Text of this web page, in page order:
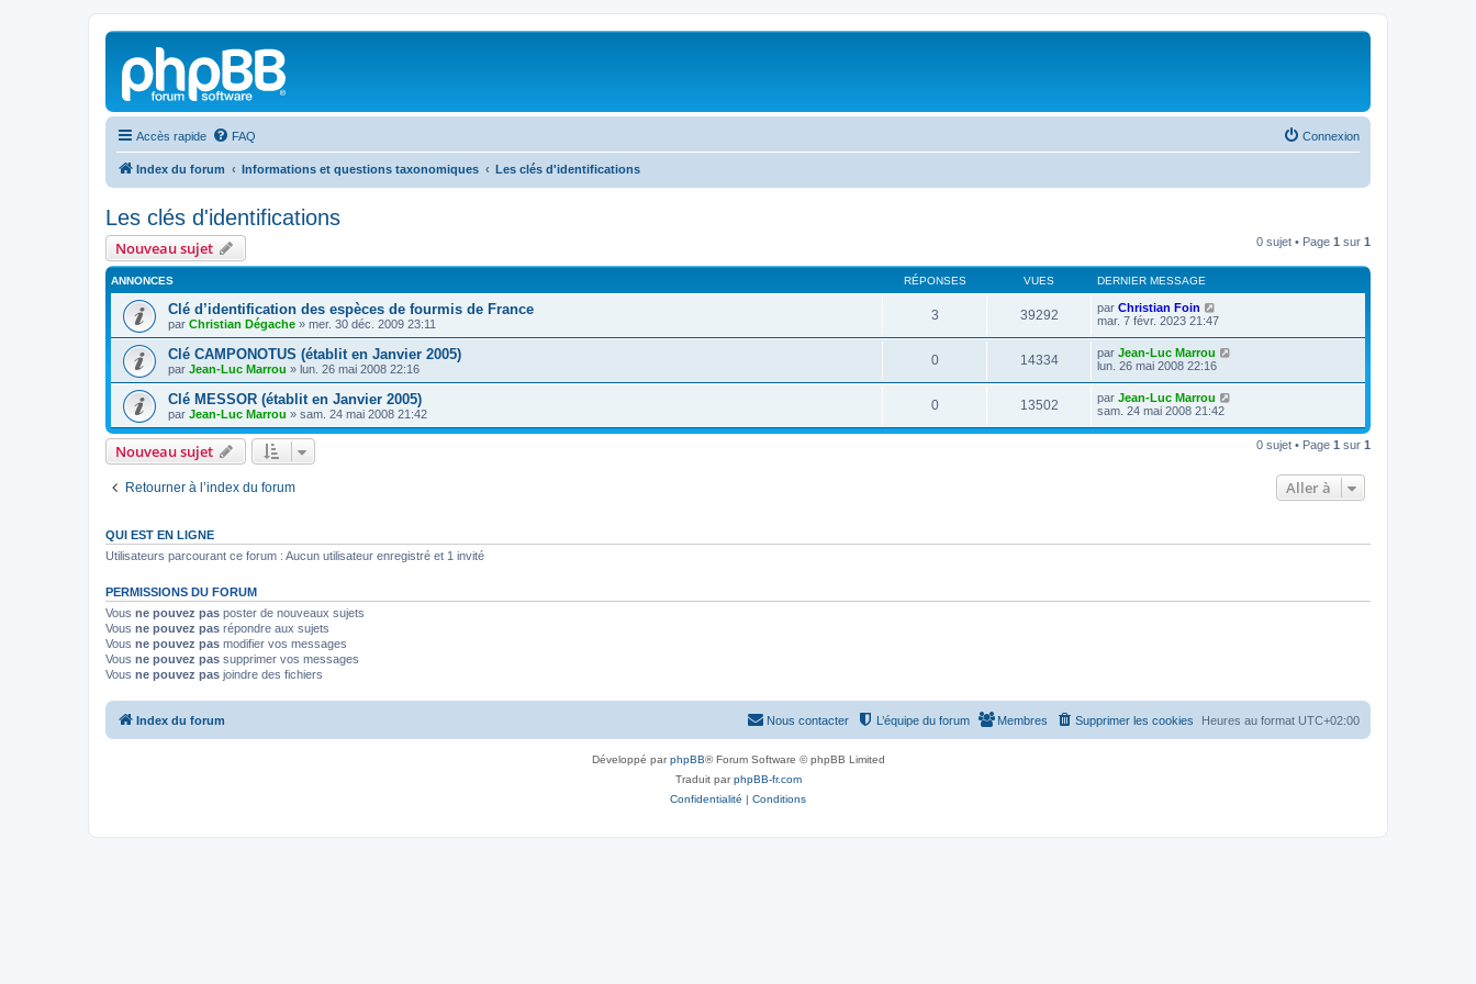
Accès rapide FAQ Connexion
Index du forum Informations et questions taxonomiques Les clés d'identifications
Les clés d'identifications
Nouveau sujet 0 sujet • Page 1 sur 1
ANNONCES RÉPONSES VUES DERNIER MESSAGE
Clé d’identification des espèces de fourmis de France
par Christian Dégache » mer. 30 déc. 2009 23:11
3 39292 par Christian Foin
mar. 7 févr. 2023 21:47
Clé CAMPONOTUS (établit en Janvier 2005)
par Jean-Luc Marrou » lun. 26 mai 2008 22:16
0 14334 par Jean-Luc Marrou
lun. 26 mai 2008 22:16
Clé MESSOR (établit en Janvier 2005)
par Jean-Luc Marrou » sam. 24 mai 2008 21:42
0 13502 par Jean-Luc Marrou
sam. 24 mai 2008 21:42
Nouveau sujet 0 sujet • Page 1 sur 1
Retourner à l’index du forum Aller à
QUI EST EN LIGNE
Utilisateurs parcourant ce forum : Aucun utilisateur enregistré et 1 invité
PERMISSIONS DU FORUM
Vous ne pouvez pas poster de nouveaux sujets
Vous ne pouvez pas répondre aux sujets
Vous ne pouvez pas modifier vos messages
Vous ne pouvez pas supprimer vos messages
Vous ne pouvez pas joindre des fichiers
Index du forum Heures au format UTC+02:00
Supprimer les cookies
Membres
L’équipe du forum
Nous contacter
Développé parphpBB® Forum Software © phpBB Limited
Traduit parphpBB-fr.com
Confidentialité | Conditions